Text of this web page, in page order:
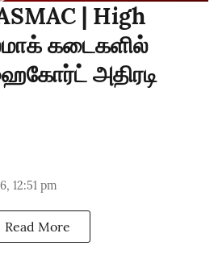
| High
கடைகளில்
அதிரடி
12:51 pm
Read More